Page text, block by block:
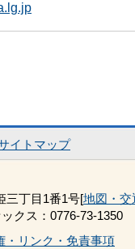
イトマップ
三丁目1番1号[地図・交
クス：0776-73-1350
・リンク・免責事項